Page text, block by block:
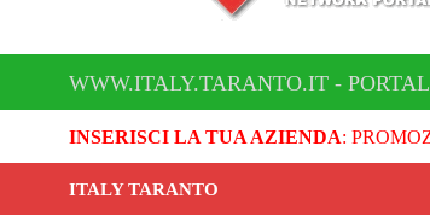
WWW.ITALY.TARANTO.IT -
INSERISCI LA TUA AZIENDA:
ITALY TARANTO